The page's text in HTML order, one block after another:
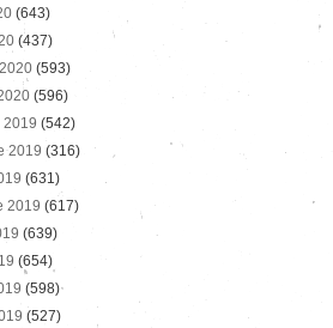
(643)
(437)
(593)
(596)
2019 (542)
2019 (316)
(631)
2019 (617)
(639)
(654)
(598)
(527)